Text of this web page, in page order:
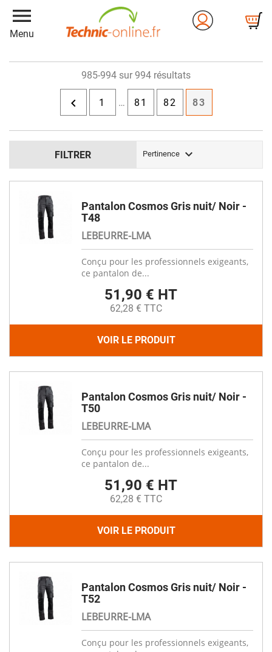
menu
Menu
FILTRER Pertinence 
985-994 sur 994 résultats
 1 … 81 82 83
Pantalon Cosmos Gris nuit/ Noir -
T48
LEBEURRE-LMA
Conçu pour les professionnels exigeants,
ce pantalon de...
51,90 € HT
62,28 € TTC
VOIR LE PRODUIT
Pantalon Cosmos Gris nuit/ Noir -
T50
LEBEURRE-LMA
Conçu pour les professionnels exigeants,
ce pantalon de...
51,90 € HT
62,28 € TTC
VOIR LE PRODUIT
Pantalon Cosmos Gris nuit/ Noir -
T52
LEBEURRE-LMA
Conçu pour les professionnels exigeants,